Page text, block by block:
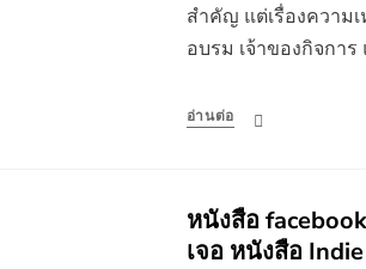
สำคัญ แต่เรื่องความ
อบรม เจ้าของกิจกา
อ่านต่อ
หนังสือ
เจอ หนังสือ